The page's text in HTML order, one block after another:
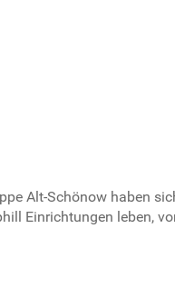
Alt-Schönow haben
Einrichtungen leben,